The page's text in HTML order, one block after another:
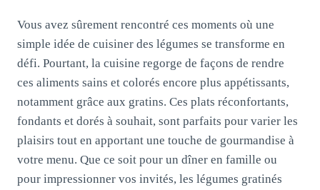
Vous avez sûrement rencontré ces moments où une
simple idée de cuisiner des légumes se transforme en
défi. Pourtant, la cuisine regorge de façons de rendre
ces aliments sains et colorés encore plus appétissants,
notamment grâce aux gratins. Ces plats réconfortants,
fondants et dorés à souhait, sont parfaits pour varier les
plaisirs tout en apportant une touche de gourmandise à
votre menu. Que ce soit pour un dîner en famille ou
pour impressionner vos invités, les légumes gratinés